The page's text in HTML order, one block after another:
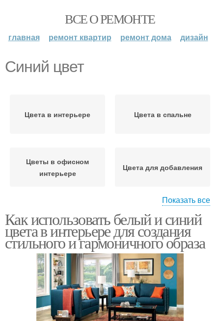
ВСЕ О РЕМОНТЕ
главная ремонт квартир ремонт дома дизайн
Синий цвет
Цвета в интерьере Цвета в спальне
Цветы в офисном
интерьере
Цвета для добавления
гармоничного
сочетания
Тёплые цвета
Теплые цветы
Показать все
Как использовать белый и синий
цвета в интерьере для создания
стильного и гармоничного образа